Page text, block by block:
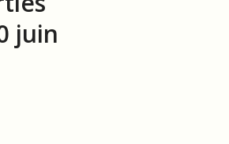
juin